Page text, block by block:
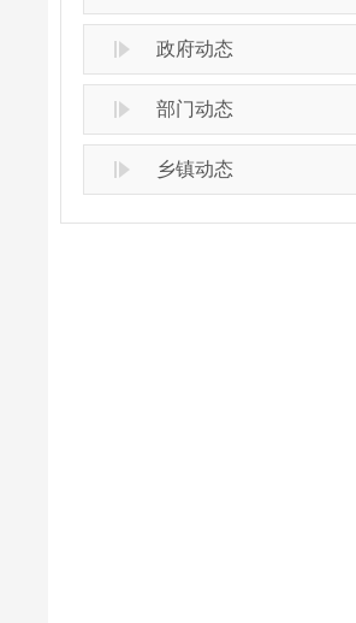
政府动态
部门动态
乡镇动态